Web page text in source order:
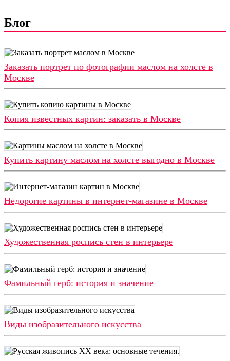
Блог
Заказать портрет по фотографии маслом на холсте в
Москве
Копия известных картин: заказать в Москве
Купить картину маслом на холсте выгодно в Москве
Недорогие картины в интернет-магазине в Москве
Художественная роспись стен в интерьере
Фамильный герб: история и значение
Виды изобразительного искусства